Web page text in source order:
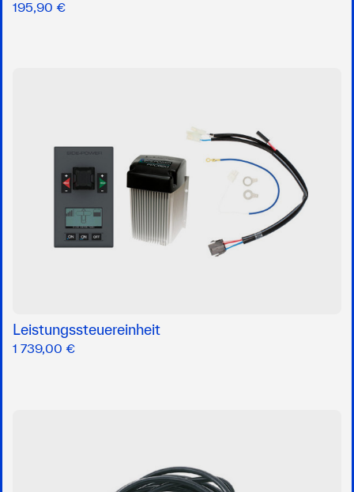
195,90 €
Leistungssteuereinheit
1 739,00 €